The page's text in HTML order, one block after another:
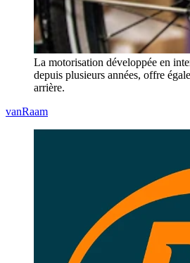
La motorisation développée en
depuis plusieurs années, offre
arrière.
vanRaam